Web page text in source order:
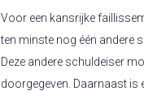
Voor een kansrijke
ten minste nog één andere
Deze andere schuldeiser
doorgegeven. Daarnaast is